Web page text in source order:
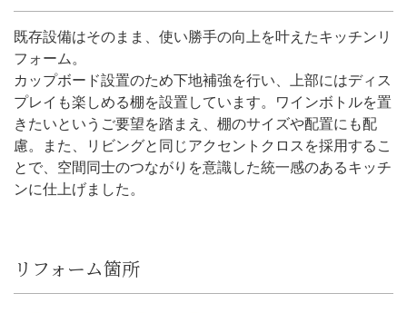
既存設備はそのまま、使い勝手の向上を叶えたキッチンリ
フォーム。
カップボード設置のため下地補強を行い、上部にはディス
プレイも楽しめる棚を設置しています。ワインボトルを置
きたいというご要望を踏まえ、棚のサイズや配置にも配
慮。また、リビングと同じアクセントクロスを採用するこ
とで、空間同士のつながりを意識した統一感のあるキッチ
ンに仕上げました。
リフォーム箇所